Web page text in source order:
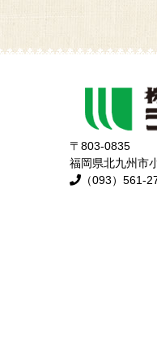
〒803-0835
福岡県北九州市
（093）561-